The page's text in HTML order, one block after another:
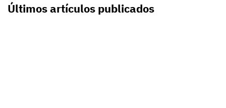
Últimos artículos publicados